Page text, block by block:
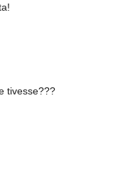
tivesse???